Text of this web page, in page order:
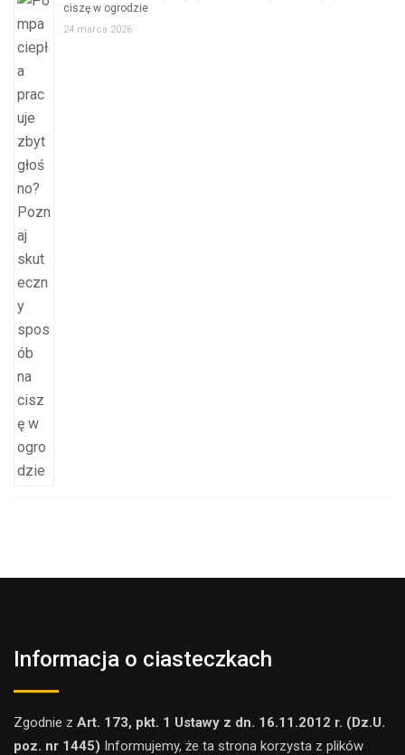
ciszę w ogrodzie
24 marca 2026
Informacja o ciasteczkach
Zgodnie z Art. 173, pkt. 1 Ustawy z dn. 16.11.2012 r. (Dz.U.
poz. nr 1445) Informujemy, że ta strona korzysta z plików